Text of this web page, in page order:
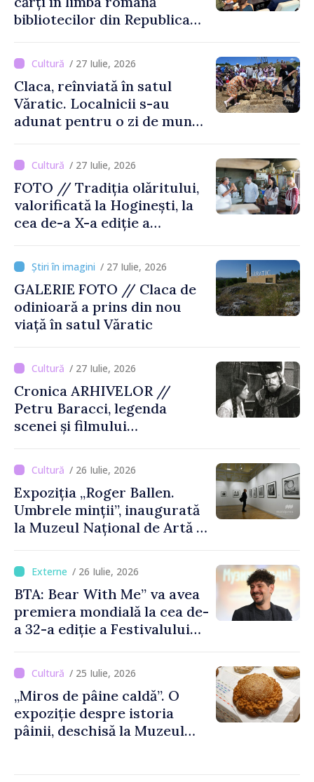
bibliotecilor din Republica
/ 27 Iulie, 2026
Claca, reînviată în satul
Văratic. Localnicii s-au
adunat pentru o zi de muncă
/ 27 Iulie, 2026
FOTO // Tradiția olăritului,
valorificată la Hoginești, la
cea de-a X-a ediție a
Vasile Gonciari”
/ 27 Iulie, 2026
GALERIE FOTO // Claca de
odinioară a prins din nou
viață în satul Văratic
/ 27 Iulie, 2026
Cronica ARHIVELOR //
Petru Baracci, legenda
scenei și filmului
/ 26 Iulie, 2026
Expoziția „Roger Ballen.
Umbrele minții”, inaugurată
la Muzeul Național de Artă al
/ 26 Iulie, 2026
BTA: Bear With Me” va avea
premiera mondială la cea de-
a 32-a ediție a Festivalului
august
/ 25 Iulie, 2026
„Miros de pâine caldă”. O
expoziție despre istoria
pâinii, deschisă la Muzeul